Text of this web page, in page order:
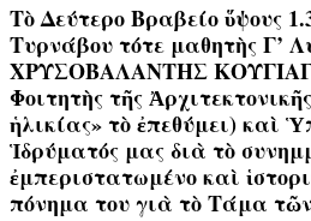
Τὸ Δεύτερο Βραβείο ὕψους
Τυρνάβου τότε μαθητὴς Γ’
ΧΡΥΣΟΒΑΛΑΝΤΗΣ
Φοιτητὴς τῆς
ἡλικίας» τὸ ἐπεθύμει) καὶ
Ἱδρύματός μας διὰ τὸ
ἐμπεριστατωμένο καὶ
πόνημα του γιὰ τὸ Τάμα